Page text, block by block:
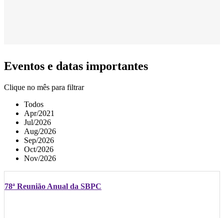
Eventos e datas importantes
Clique no mês para filtrar
Todos
Apr/2021
Jul/2026
Aug/2026
Sep/2026
Oct/2026
Nov/2026
78ª Reunião Anual da SBPC